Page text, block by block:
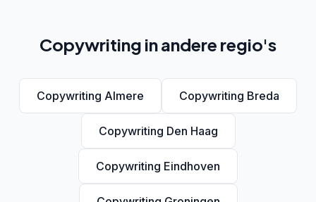
Copywriting in andere regio's
Copywriting Almere Copywriting Breda
Copywriting Den Haag
Copywriting Eindhoven